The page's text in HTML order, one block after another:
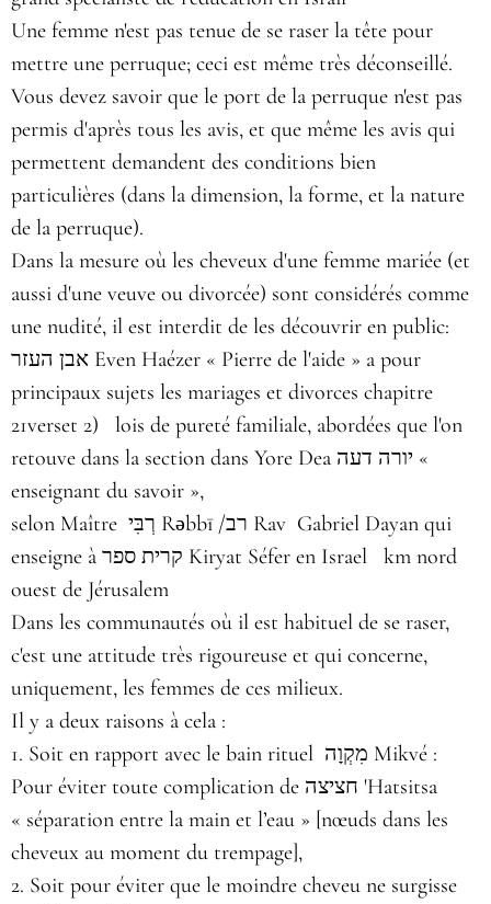
Une femme n'est pas tenue de se raser la tête pour
mettre une perruque; ceci est même très déconseillé.
Vous devez savoir que le port de la perruque n'est pas
permis d'après tous les avis, et que même les avis qui
permettent demandent des conditions bien
particulières (dans la dimension, la forme, et la nature
de la perruque).
Dans la mesure où les cheveux d'une femme mariée (et
aussi d'une veuve ou divorcée) sont considérés comme
une nudité, il est interdit de les découvrir en public:
אבן העזר Even Haézer « Pierre de l'aide » a pour
principaux sujets les mariages et divorces chapitre
21verset 2) lois de pureté familiale, abordées que l'on
retouve dans la section dans Yore Dea יורה דעה «
enseignant du savoir »,
selon Maître רְבִּי‎ Rǝbbī /רב Rav Gabriel Dayan qui
enseigne à קרית ספר Kiryat Séfer en Israel km nord
ouest de Jérusalem
Dans les communautés où il est habituel de se raser,
c'est une attitude très rigoureuse et qui concerne,
uniquement, les femmes de ces milieux.
Il y a deux raisons à cela :
1. Soit en rapport avec le bain rituel מִקְוָה Mikvé :
Pour éviter toute complication de חציצה 'Hatsitsa
« séparation entre la main et l’eau » [nœuds dans les
cheveux au moment du trempage],
2. Soit pour éviter que le moindre cheveu ne surgisse